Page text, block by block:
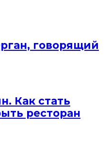
говорящий
Как стать
ресторан